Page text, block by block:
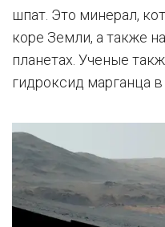
шпат. Это минерал,
коре Земли, а также
планетах. Ученые
гидроксид марганца